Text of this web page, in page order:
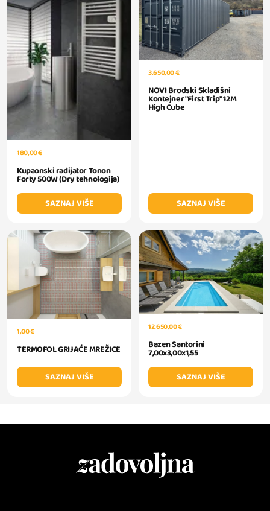
180,00 €
Kupaonski radijator Tonon
Forty 500W (Dry tehnologija)
SAZNAJ VIŠE
3.650,00 €
NOVI Brodski Skladišni
Kontejner "First Trip" 12M
High Cube
SAZNAJ VIŠE
1,00 €
TERMOFOL GRIJAĆE MREŽICE
SAZNAJ VIŠE
12.650,00 €
Bazen Santorini
7,00x3,00x1,55
SAZNAJ VIŠE